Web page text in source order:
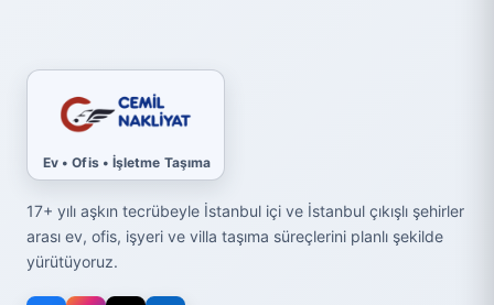
Ev • Ofis • İşletme Taşıma
17+ yılı aşkın tecrübeyle İstanbul içi ve İstanbul çıkışlı şehirler
arası ev, ofis, işyeri ve villa taşıma süreçlerini planlı şekilde
yürütüyoruz.